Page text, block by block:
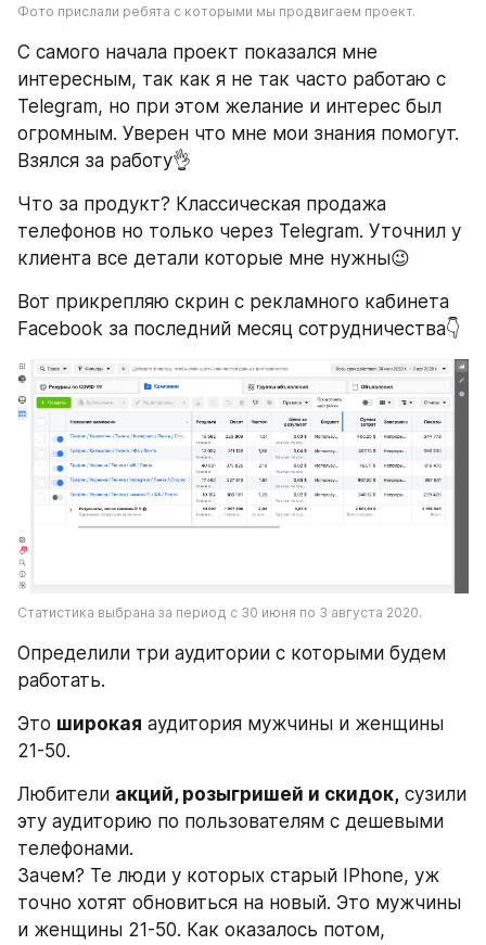
Фото прислали ребята с которыми мы продвигаем проект.
С самого начала проект показался мне
интересным, так как я не так часто работаю с
Telegram, но при этом желание и интерес был
огромным. Уверен что мне мои знания помогут.
Взялся за работу👌
Что за продукт? Классическая продажа
телефонов но только через Telegram. Уточнил у
клиента все детали которые мне нужны😉
Вот прикрепляю скрин с рекламного кабинета
Facebook за последний месяц сотрудничества👇
Статистика выбрана за период с 30 июня по 3 августа 2020.
Определили три аудитории с которыми будем
работать.
Это широкая аудитория мужчины и женщины
21-50.
Любители акций, розыгришей и скидок, сузили
эту аудиторию по пользователям с дешевыми
телефонами.
Зачем? Те люди у которых старый IPhone, уж
точно хотят обновиться на новый. Это мужчины
и женщины 21-50. Как оказалось потом,